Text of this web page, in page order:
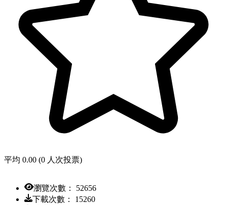
平均 0.00 (0 人次投票)
瀏覽次數： 52656
下載次數： 15260